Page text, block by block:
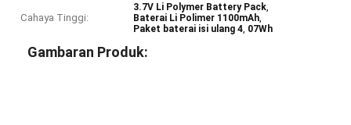
Cahaya Tinggi:
3.7V Li Polymer Battery Pack,
Baterai Li Polimer 1100mAh,
Paket baterai isi ulang 4, 07Wh
Gambaran Produk: